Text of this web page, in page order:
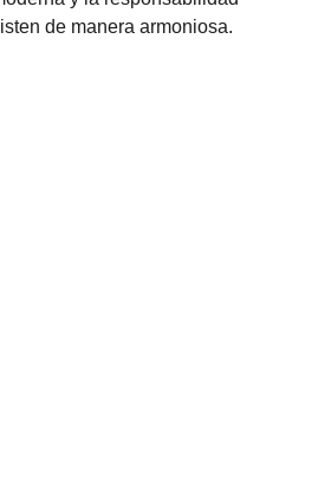
de manera armoniosa.